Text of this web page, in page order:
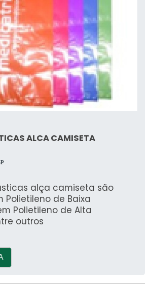
ALCA CAMISETA
alça camiseta são
Polietileno de Baixa
Polietileno de Alta
outros